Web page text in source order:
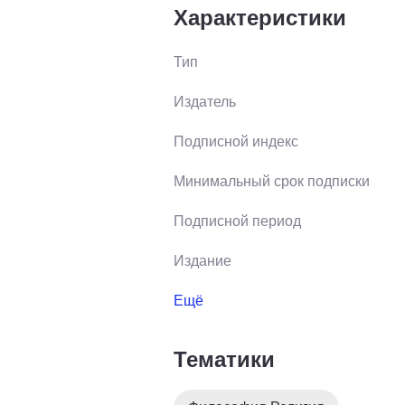
Православный годовой
почитаемым в России святым,
Характеристики
Тип
Издатель
Подписной индекс
Минимальный срок подписки
Подписной период
Издание
Ещё
Тематики